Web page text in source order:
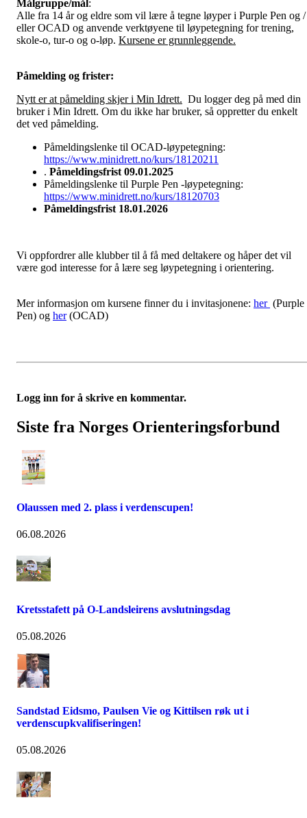
Målgruppe/mål :
Alle fra 14 år og eldre som vil lære å tegne løyper i Purple Pen og /
eller OCAD og anvende verktøyene til løypetegning for trening,
skole-o, tur-o og o-løp. Kursene er grunnleggende.
Påmelding og frister:
Nytt er at påmelding skjer i Min Idrett. Du logger deg på med din
bruker i Min Idrett. Om du ikke har bruker, så oppretter du enkelt
det ved påmelding.
Påmeldingslenke til OCAD-løypetegning:
https://www.minidrett.no/kurs/18120211
. Påmeldingsfrist 09.01.2025
Påmeldingslenke til Purple Pen -løypetegning:
https://www.minidrett.no/kurs/18120703
Påmeldingsfrist 18.01.2026
Vi oppfordrer alle klubber til å få med deltakere og håper det vil
være god interesse for å lære seg løypetegning i orientering.
Mer informasjon om kursene finner du i invitasjonene: her (Purple
Pen) og her(OCAD)
Logg inn for å skrive en kommentar.
Siste fra Norges Orienteringsforbund
Olaussen med 2. plass i verdenscupen!
06.08.2026
Kretsstafett på O-Landsleirens avslutningsdag
05.08.2026
Sandstad Eidsmo, Paulsen Vie og Kittilsen røk ut i
verdenscupkvalifiseringen!
05.08.2026